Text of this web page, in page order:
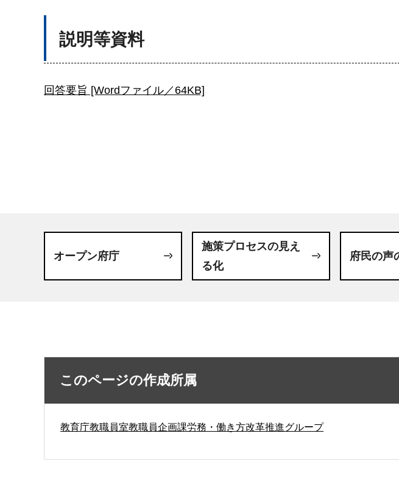
説明等資料
回答要旨 [Wordファイル／64KB]
オープン府庁
施策プロセスの見え
る化
府民の声
このページの作成所属
教育庁教職員室教職員企画課労務・働き方改革推進グループ